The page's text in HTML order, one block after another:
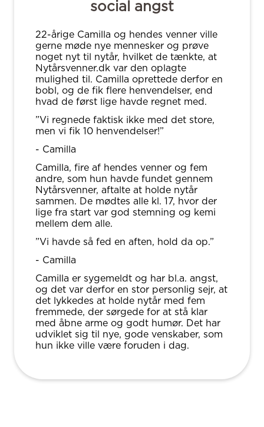
social angst
22-årige Camilla og hendes venner ville
gerne møde nye mennesker og prøve
noget nyt til nytår, hvilket de tænkte, at
Nytårsvenner.dk var den oplagte
mulighed til. Camilla oprettede derfor en
bobl, og de fik flere henvendelser, end
hvad de først lige havde regnet med.
”Vi regnede faktisk ikke med det store,
men vi fik 10 henvendelser!”
- Camilla
Camilla, fire af hendes venner og fem
andre, som hun havde fundet gennem
Nytårsvenner, aftalte at holde nytår
sammen. De mødtes alle kl. 17, hvor der
lige fra start var god stemning og kemi
mellem dem alle.
”Vi havde så fed en aften, hold da op.”
- Camilla
Camilla er sygemeldt og har bl.a. angst,
og det var derfor en stor personlig sejr, at
det lykkedes at holde nytår med fem
fremmede, der sørgede for at stå klar
med åbne arme og godt humør. Det har
udviklet sig til nye, gode venskaber, som
hun ikke ville være foruden i dag.